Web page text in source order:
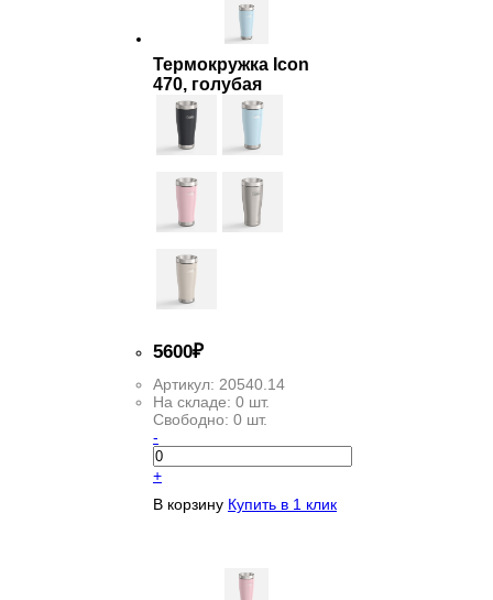
Термокружка Icon
470, голубая
5600₽
Артикул: 20540.14
На складе: 0 шт.
Свободно: 0 шт.
-
+
В корзину Купить в 1 клик